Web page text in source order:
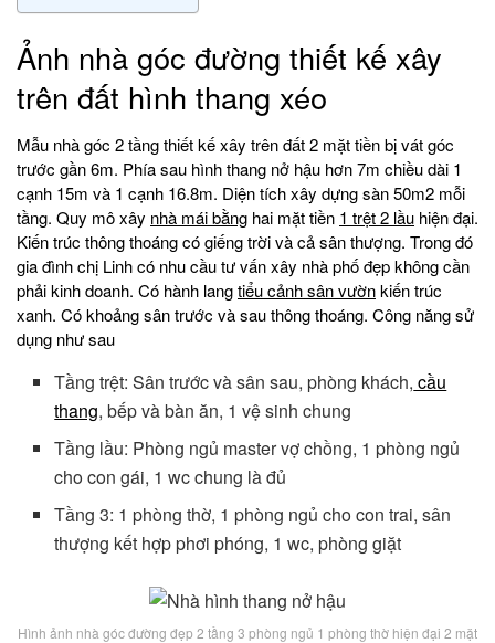
Ảnh nhà góc đường thiết kế xây
trên đất hình thang xéo
Mẫu nhà góc 2 tầng thiết kế xây trên đất 2 mặt tiền bị vát góc
trước gần 6m. Phía sau hình thang nở hậu hơn 7m chiều dài 1
cạnh 15m và 1 cạnh 16.8m. Diện tích xây dựng sàn 50m2 mỗi
tầng. Quy mô xây nhà mái bằng hai mặt tiền 1 trệt 2 lầu hiện đại.
Kiến trúc thông thoáng có giếng trời và cả sân thượng. Trong đó
gia đình chị Linh có nhu cầu tư vấn xây nhà phố đẹp không cần
phải kinh doanh. Có hành langtiểu cảnh sân vườnkiến trúc
xanh. Có khoảng sân trước và sau thông thoáng. Công năng sử
dụng như sau
Tầng trệt: Sân trước và sân sau, phòng khách, cầu
thang, bếp và bàn ăn, 1 vệ sinh chung
Tầng lầu: Phòng ngủ master vợ chồng, 1 phòng ngủ
cho con gái, 1 wc chung là đủ
Tầng 3: 1 phòng thờ, 1 phòng ngủ cho con trai, sân
thượng kết hợp phơi phóng, 1 wc, phòng giặt
Hình ảnh nhà góc đường đẹp 2 tầng 3 phòng ngủ 1 phòng thờ hiện đại 2 mặt